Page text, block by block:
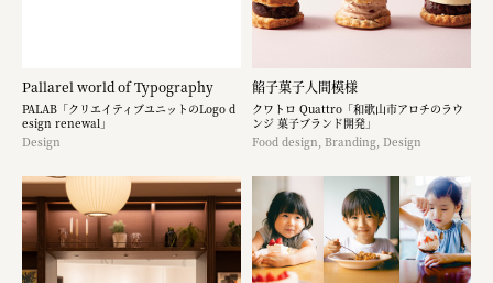
Pallarel world of Typography
PALAB「クリエイティブユニットのLogo d
esign renewal」
Design
餡子菓子人間模様
クワトロ Quattro「和歌山市アロチのラウ
ンジ 菓子ブランド開発」
Food design, Branding, Design